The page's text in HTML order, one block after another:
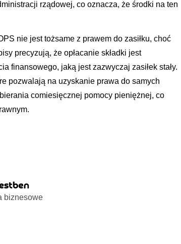
rządowej, co oznacza, że środki na ten
nie jest tożsame z prawem do zasiłku, choć
precyzują, że opłacanie składki jest
finansowego, jaką jest zazwyczaj zasiłek stały.
pozwalają na uzyskanie prawa do samych
comiesięcznej pomocy pieniężnej, co
biznesowe